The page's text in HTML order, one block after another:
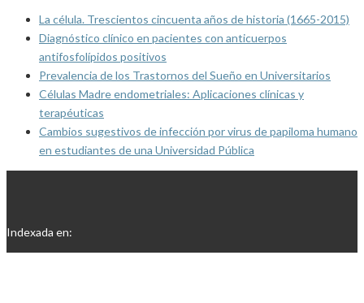
La célula. Trescientos cincuenta años de historia (1665-2015)
Diagnóstico clínico en pacientes con anticuerpos
antifosfolípidos positivos
Prevalencia de los Trastornos del Sueño en Universitarios
Células Madre endometriales: Aplicaciones clínicas y
terapéuticas
Cambios sugestivos de infección por virus de papiloma humano
en estudiantes de una Universidad Pública
Indexada en: